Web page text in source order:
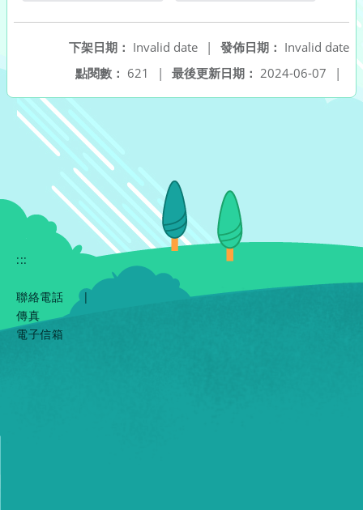
發佈日期： Invalid date
下架日期： Invalid date
|
最後更新日期： 2024-06-07 |
點閱數： 621 |
:::
聯絡電話
|
傳真
電子信箱